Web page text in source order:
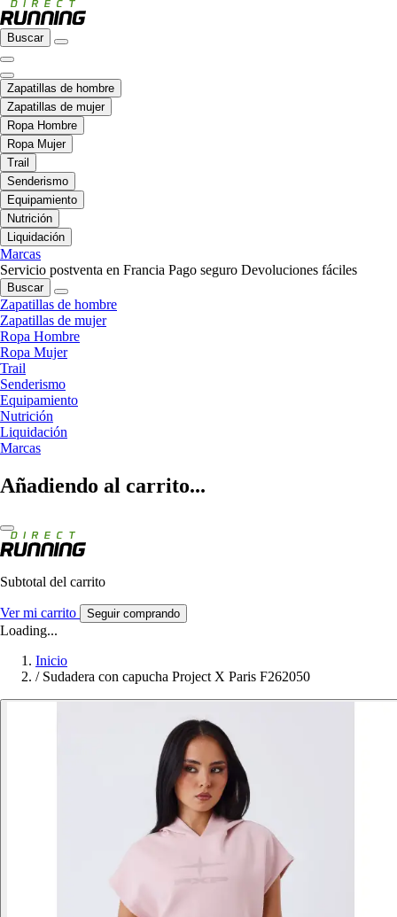
Buscar
Zapatillas de hombre
Zapatillas de mujer
Ropa Hombre
Ropa Mujer
Trail
Senderismo
Equipamiento
Nutrición
Liquidación
Marcas
Servicio postventa en Francia Pago seguro Devoluciones fáciles
Buscar
Zapatillas de hombre
Zapatillas de mujer
Ropa Hombre
Ropa Mujer
Trail
Senderismo
Equipamiento
Nutrición
Liquidación
Marcas
Añadiendo al carrito...
Subtotal del carrito
Ver mi carrito Seguir comprando
Loading...
Inicio
/ Sudadera con capucha Project X Paris F262050